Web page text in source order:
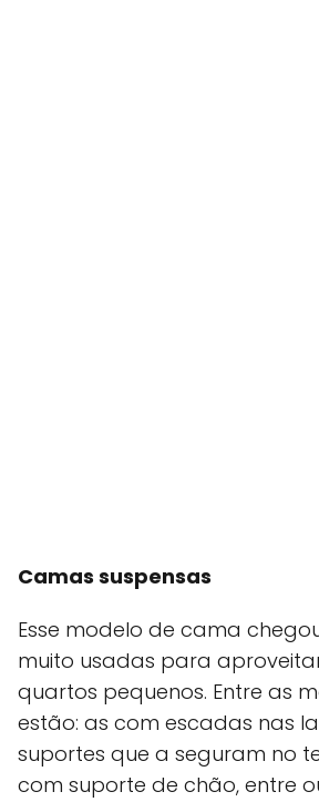
Camas suspensas
Esse modelo de cama
muito usadas para
quartos pequenos. Entre as
estão: as com escadas nas
suportes que a seguram no
com suporte de chão, entre